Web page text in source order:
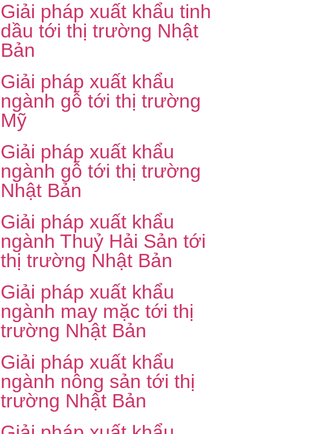
Giải pháp xuất khẩu tinh
dầu tới thị trường Nhật
Bản
Giải pháp xuất khẩu
ngành gỗ tới thị trường
Mỹ
Giải pháp xuất khẩu
ngành gỗ tới thị trường
Nhật Bản
Giải pháp xuất khẩu
ngành Thuỷ Hải Sản tới
thị trường Nhật Bản
Giải pháp xuất khẩu
ngành may mặc tới thị
trường Nhật Bản
Giải pháp xuất khẩu
ngành nông sản tới thị
trường Nhật Bản